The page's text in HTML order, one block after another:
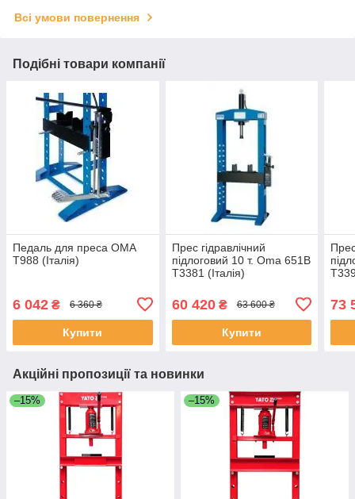
Всі умови повернення
Подібні товари компанії
Педаль для преса OMA
T988 (Італія)
6 042 ₴ 6 360 ₴
Купити
Прес гідравлічний
підлоговий 10 т. Oma 651B
Т3381 (Італія)
60 420₴ 63 600 ₴
Купити
73
Акційні пропозиції та новинки
–15% –15%